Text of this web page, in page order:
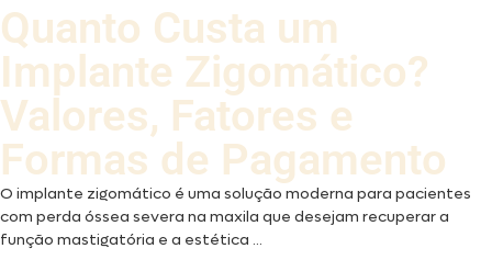
Quanto Custa um
Implante Zigomático?
Valores, Fatores e
Formas de Pagamento
O implante zigomático é uma solução moderna para pacientes
com perda óssea severa na maxila que desejam recuperar a
função mastigatória e a estética ...